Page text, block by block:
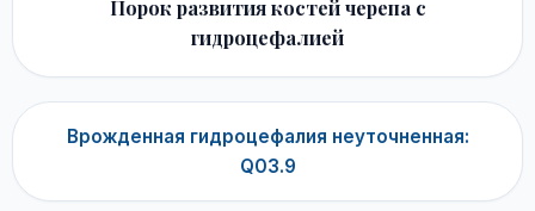
Порок развития костей черепа с
гидроцефалией
Врожденная гидроцефалия неуточненная:
Q03.9